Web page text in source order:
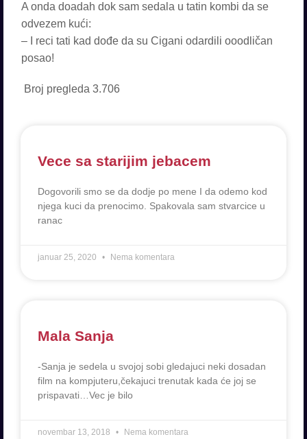
A onda doadah dok sam sedala u tatin kombi da se
odvezem kući:
– I reci tati kad dođe da su Cigani odardili ooodličan
posao!
Broj pregleda 3.706
Vece sa starijim jebacem
Dogovorili smo se da dodje po mene I da odemo kod
njega kuci da prenocimo. Spakovala sam stvarcice u
ranac
januar 25, 2020 Nema komentara
Mala Sanja
-Sanja je sedela u svojoj sobi gledajuci neki dosadan
film na kompjuteru,čekajuci trenutak kada će joj se
prispavati…Vec je bilo
novembar 13, 2018 Nema komentara